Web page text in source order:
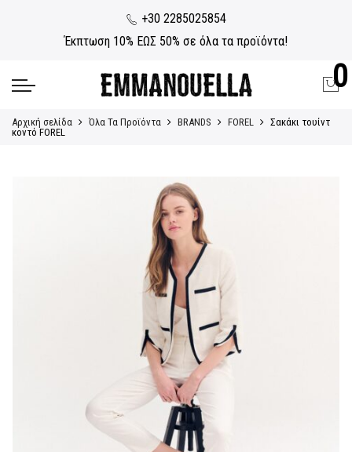
+30 2285025854
Έκπτωση 10% ΕΩΣ 50% σε όλα τα προϊόντα!
0
Αρχική σελίδα Όλα Τα Προϊόντα BRANDS FOREL
Σακάκι τουίντ
κοντό FOREL